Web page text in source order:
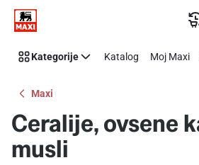
Preskoči link
Kategorije Katalog Moj Maxi
Maxi
Ceralije, ovsene
musli